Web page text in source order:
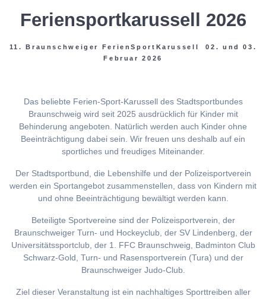
Feriensportkarussell 2026
11. Braunschweiger FerienSportKarussell 02. und 03.
Februar 2026
Das beliebte Ferien-Sport-Karussell des Stadtsportbundes
Braunschweig wird seit 2025 ausdrücklich für Kinder mit
Behinderung angeboten. Natürlich werden auch Kinder ohne
Beeinträchtigung dabei sein. Wir freuen uns deshalb auf ein
sportliches und freudiges Miteinander.
Der Stadtsportbund, die Lebenshilfe und der Polizeisportverein
werden ein Sportangebot zusammenstellen, dass von Kindern mit
und ohne Beeinträchtigung bewältigt werden kann.
Beteiligte Sportvereine sind der Polizeisportverein, der
Braunschweiger Turn- und Hockeyclub, der SV Lindenberg, der
Universitätssportclub, der 1. FFC Braunschweig, Badminton Club
Schwarz-Gold, Turn- und Rasensportverein (Tura) und der
Braunschweiger Judo-Club.
Ziel dieser Veranstaltung ist ein nachhaltiges Sporttreiben aller